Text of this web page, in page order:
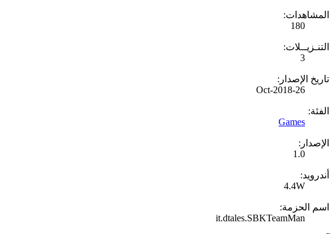
المشاهدات:
180
التنـزيــلات:
3
تاريخ الإصدار:
26-Oct-2018
الفئة:
Games
الإصدار:
1.0
أندرويد:
4.4W
اسم الحزمة:
it.dtales.SBKTeamMan